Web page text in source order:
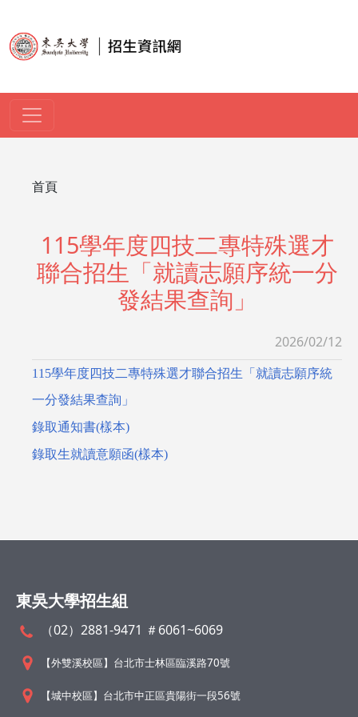
導航連結
首頁
115學年度四技二專特殊選才
聯合招生「就讀志願序統一分
發結果查詢」
2026/02/12
115學年度四技二專特殊選才聯合招生「就讀志願序統
一分發結果查詢」
錄取通知書(樣本)
錄取生就讀意願函(樣本)
東吳大學招生組
（02）2881-9471 ＃6061~6069
【外雙溪校區】台北市士林區臨溪路70號
【城中校區】台北市中正區貴陽街一段56號